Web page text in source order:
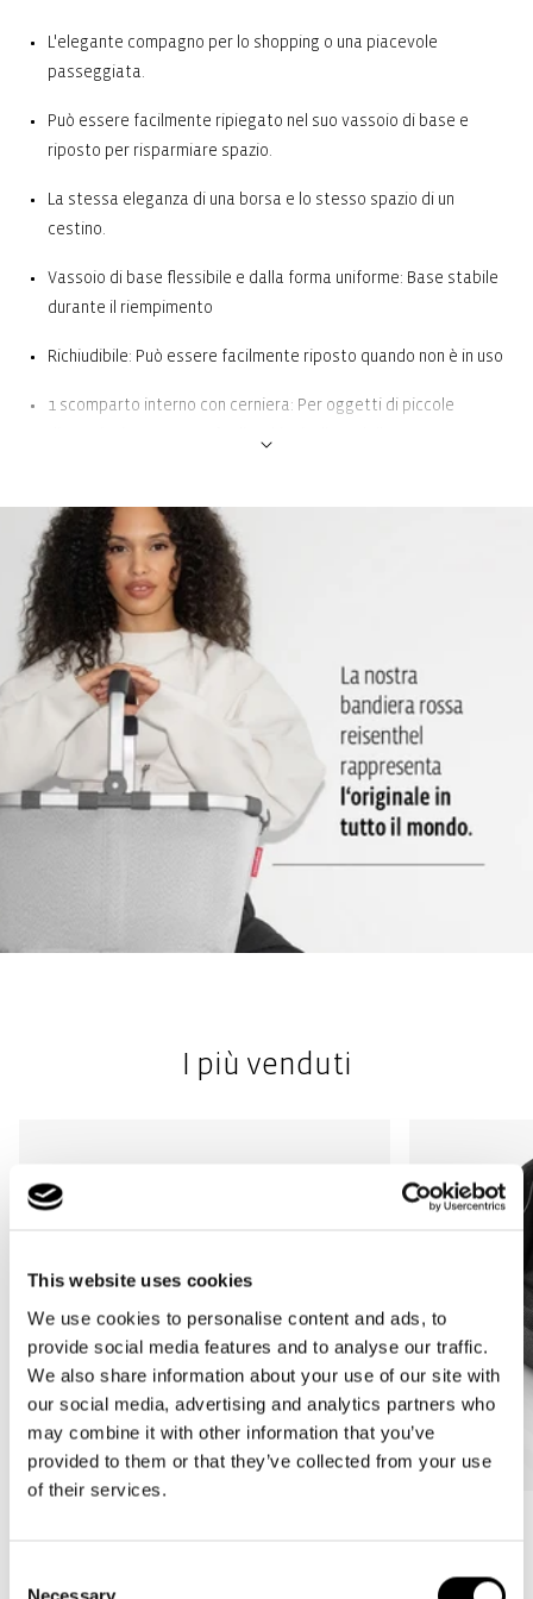
This website uses cookies
We use cookies to personalise content and ads, to
provide social media features and to analyse our traffic.
We also share information about your use of our site with
our social media, advertising and analytics partners who
may combine it with other information that you’ve
provided to them or that they’ve collected from your use
of their services.
Necessary
L'elegante compagno per lo shopping o una piacevole
passeggiata.
Può essere facilmente ripiegato nel suo vassoio di base e
riposto per risparmiare spazio.
La stessa eleganza di una borsa e lo stesso spazio di un
cestino.
Vassoio di base flessibile e dalla forma uniforme: Base stabile
durante il riempimento
Richiudibile: Può essere facilmente riposto quando non è in uso
1 scomparto interno con cerniera: Per oggetti di piccole
sporco e dall'umidità del pavimento
Maniglie per il trasporto cucite per una presa comoda e salda:
Sono robusti e si adattano perfettamente alla mano
I più venduti
black black
black